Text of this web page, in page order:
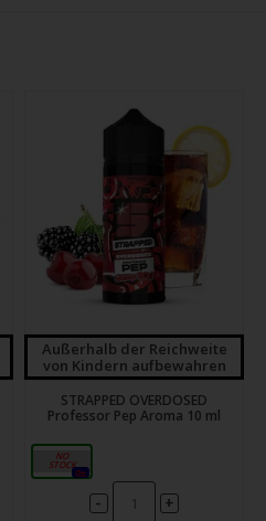
Außerhalb der Reichweite
von Kindern aufbewahren
STRAPPED OVERDOSED
Professor Pep Aroma 10 ml
10ml
0x
- +